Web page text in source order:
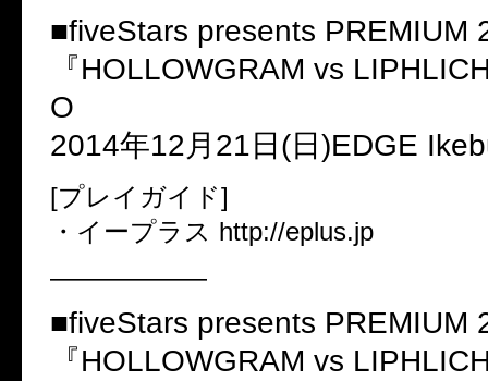
■fiveStars presents PREMIUM
『HOLLOWGRAM vs
O
2014年12月21日(日)EDGE
[プレイガイド]
・イープラス http://eplus.jp
——————
■fiveStars presents PREMIUM
『HOLLOWGRAM vs